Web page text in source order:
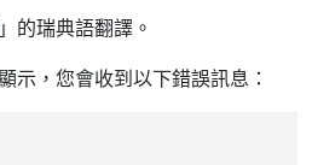
的瑞典語翻譯。
示，您會收到以下錯誤訊息：